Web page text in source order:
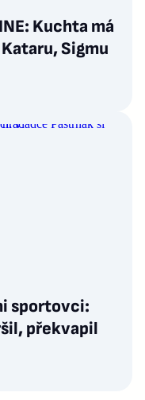
Kuchta má
Sigmu
sportovci:
překvapil